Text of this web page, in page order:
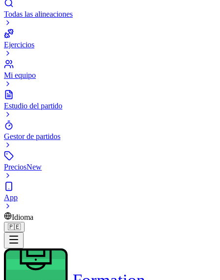
Todas las alineaciones
Ejercicios
Mi equipo
Estudio del partido
Gestor de partidos
PreciosNew
App
Idioma
🇵🇪